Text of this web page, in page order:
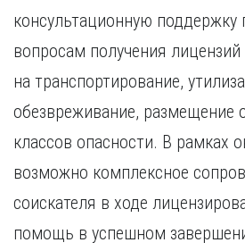
Мурманск
Н
Набережные Челны
Нижний Тагил
Новокузнецк
консультационную
вопросам получения
на транспортирование,
обезвреживание, размещение
классов опасности. В рамках
возможно комплексное
соискателя в ходе
помощь в успешном